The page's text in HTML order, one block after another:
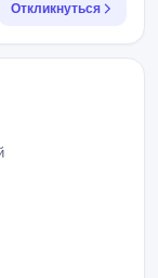
Откликнуться